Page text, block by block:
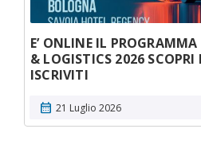
E’ ONLINE IL
& LOGISTICS 2026 SCOPRI
ISCRIVITI
calendar_month 21 Luglio 2026